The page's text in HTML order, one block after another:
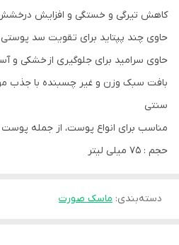
کاهش تیرگی و خستگی و افزایش
حاوی چند پپتاید برای تقویت سد
حاوی سرامید برای جلوگیری از خشکی و
بافت سبک وزن و غیر چسبنده با جذب
سنتی
مناسب برای انواع پوست، از جمله
حجم : 75 میلی لیتر
دسته‌بندی: ماسک صورت